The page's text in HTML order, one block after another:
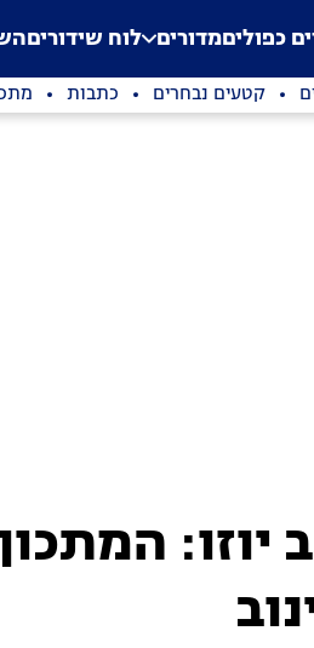
Application error: a
. כפוליםמדורים לוח שידורים
קטעים נבחרים כתבות